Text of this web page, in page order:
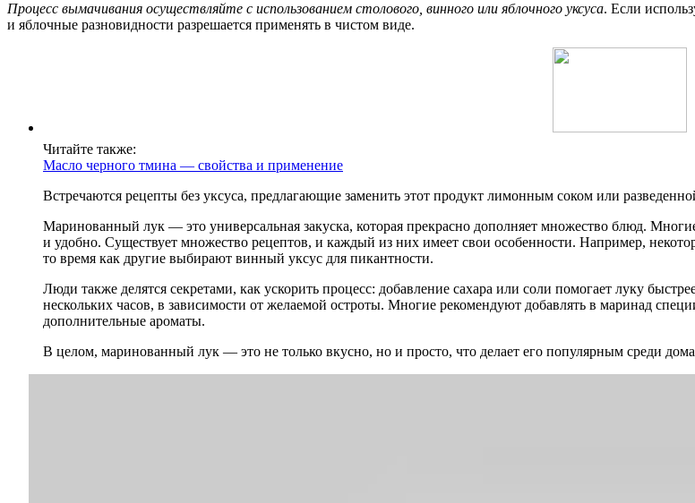
Процесс вымачивания осуществляйте с использованием столового, винного или яблочного уксуса. Если
и яблочные разновидности разрешается применять в чистом виде.
Читайте также:
Масло черного тмина — свойства и применение
Встречаются рецепты без уксуса, предлагающие заменить этот продукт лимонным соком или
Маринованный лук — это универсальная закуска, которая прекрасно дополняет множество блюд.
и удобно. Существует множество рецептов, и каждый из них имеет свои особенности. Например,
то время как другие выбирают винный уксус для пикантности.
Люди также делятся секретами, как ускорить процесс: добавление сахара или соли помогает луку
нескольких часов, в зависимости от желаемой остроты. Многие рекомендуют добавлять в маринад
дополнительные ароматы.
В целом, маринованный лук — это не только вкусно, но и просто, что делает его популярным среди